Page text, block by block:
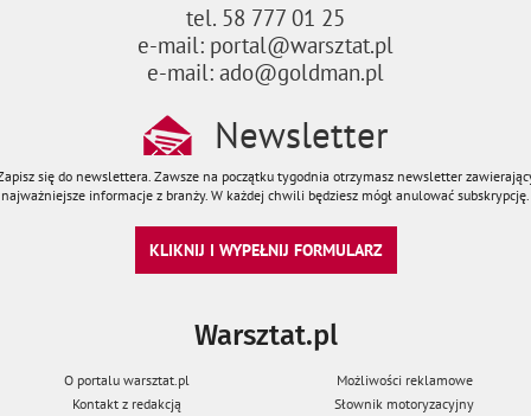
tel. 58 777 01 25
e-mail: portal@warsztat.pl
e-mail: ado@goldman.pl
Newsletter
się do newslettera. Zawsze na początku tygodnia otrzymasz newsletter
najważniejsze informacje z branży. W każdej chwili będziesz mógł anulować subskrypcję.
KLIKNIJ I WYPEŁNIJ FORMULARZ
Warsztat.pl
O portalu warsztat.pl
Możliwości reklamowe
Kontakt z redakcją
Słownik motoryzacyjny